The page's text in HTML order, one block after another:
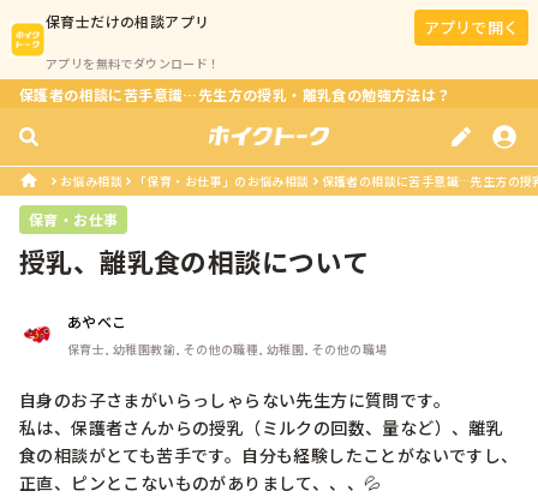
保育士だけの相談アプリ
アプリを無料でダウンロード！
アプリで開く
保護者の相談に苦手意識…先生方の授乳・離乳食の勉強方法は？
お悩み相談 「保育・お仕事」のお悩み相談 保護者の相談に苦手意識…先生方の授
保育・お仕事
授乳、離乳食の相談について
あやべこ
保育士, 幼稚園教諭, その他の職種, 幼稚園, その他の職場
自身のお子さまがいらっしゃらない先生方に質問です。
私は、保護者さんからの授乳（ミルクの回数、量など）、離乳
食の相談がとても苦手です。自分も経験したことがないですし、
正直、ピンとこないものがありまして、、、💦